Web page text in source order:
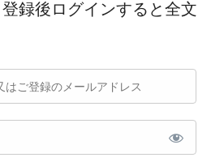
録後ログインすると全文